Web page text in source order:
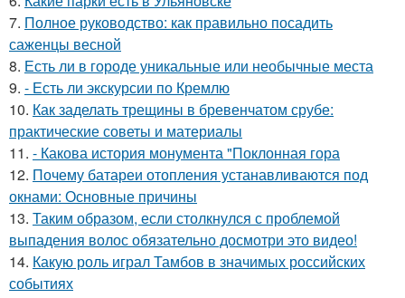
7. Полное руководство: как правильно посадить
саженцы весной
8. Есть ли в городе уникальные или необычные места
9. - Есть ли экскурсии по Кремлю
10. Как заделать трещины в бревенчатом срубе:
практические советы и материалы
11. - Какова история монумента "Поклонная гора
12. Почему батареи отопления устанавливаются под
окнами: Основные причины
13. Таким образом, если столкнулся с проблемой
выпадения волос обязательно досмотри это видео!
14. Какую роль играл Тамбов в значимых российских
событиях